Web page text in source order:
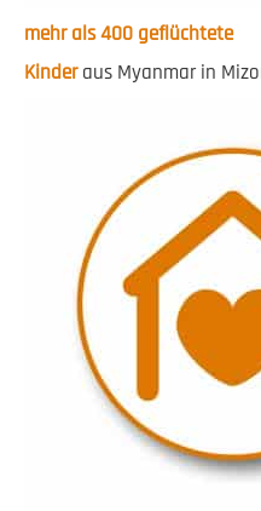
mehr als 400 geflüchtete
Kinderaus Myanmar in